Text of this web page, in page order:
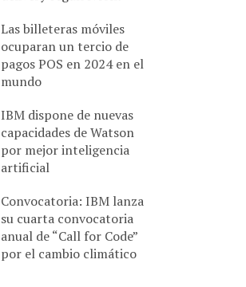
Las billeteras móviles
ocuparan un tercio de
pagos POS en 2024 en el
mundo
IBM dispone de nuevas
capacidades de Watson
por mejor inteligencia
artificial
Convocatoria: IBM lanza
su cuarta convocatoria
anual de “Call for Code”
por el cambio climático